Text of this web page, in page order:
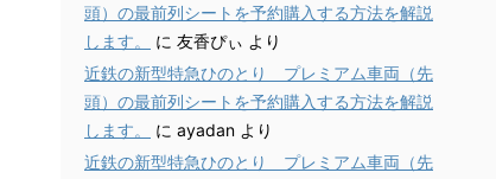
頭）の最前列シートを予約購入する方法を解説
します。
に 友香ぴぃ より
近鉄の新型特急ひのとり プレミアム車両（先
頭）の最前列シートを予約購入する方法を解説
します。
に ayadan より
近鉄の新型特急ひのとり プレミアム車両（先